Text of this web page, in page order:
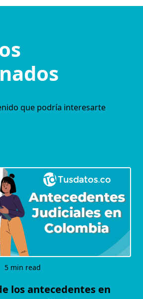
que podría interesarte
5 min read
los antecedentes en